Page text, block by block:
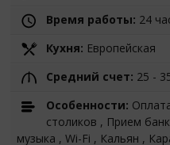
Время работы: 24
Кухня: Европейская
Средний счет: 25 -
Особенности:
столиков , Прием
музыка , Wi-Fi , Кальян ,